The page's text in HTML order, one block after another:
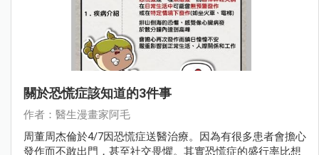
關於恐慌症該知道的3件事
作者：醫生漫畫家阿毛
周董周杰倫於4/7因恐慌症送醫治療。因為有很多患者會擔心
發作而不敢出門，甚至社交畏懼。其實恐慌症的盛行率比想